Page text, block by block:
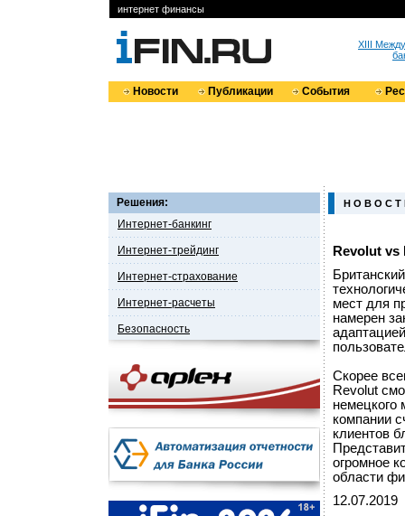
интернет финансы
XIII
Новости Публикации События
Решения:
Интернет-банкинг
Интернет-трейдинг
Интернет-страхование
Интернет-расчеты
Безопасность
Н О В О С Т
Revolut
мест для
намерен
Скорее
Revolut
немецкого
компании
клиентов
огромное
области
12.07.2019